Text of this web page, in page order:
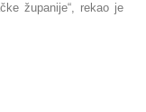
županije“, rekao je